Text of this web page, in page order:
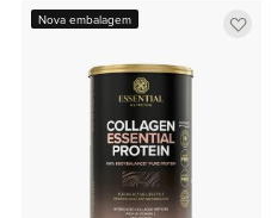
Nova embalagem